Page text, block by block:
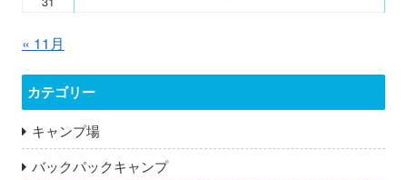
« 11月
カテゴリー
キャンプ場
バックパックキャンプ